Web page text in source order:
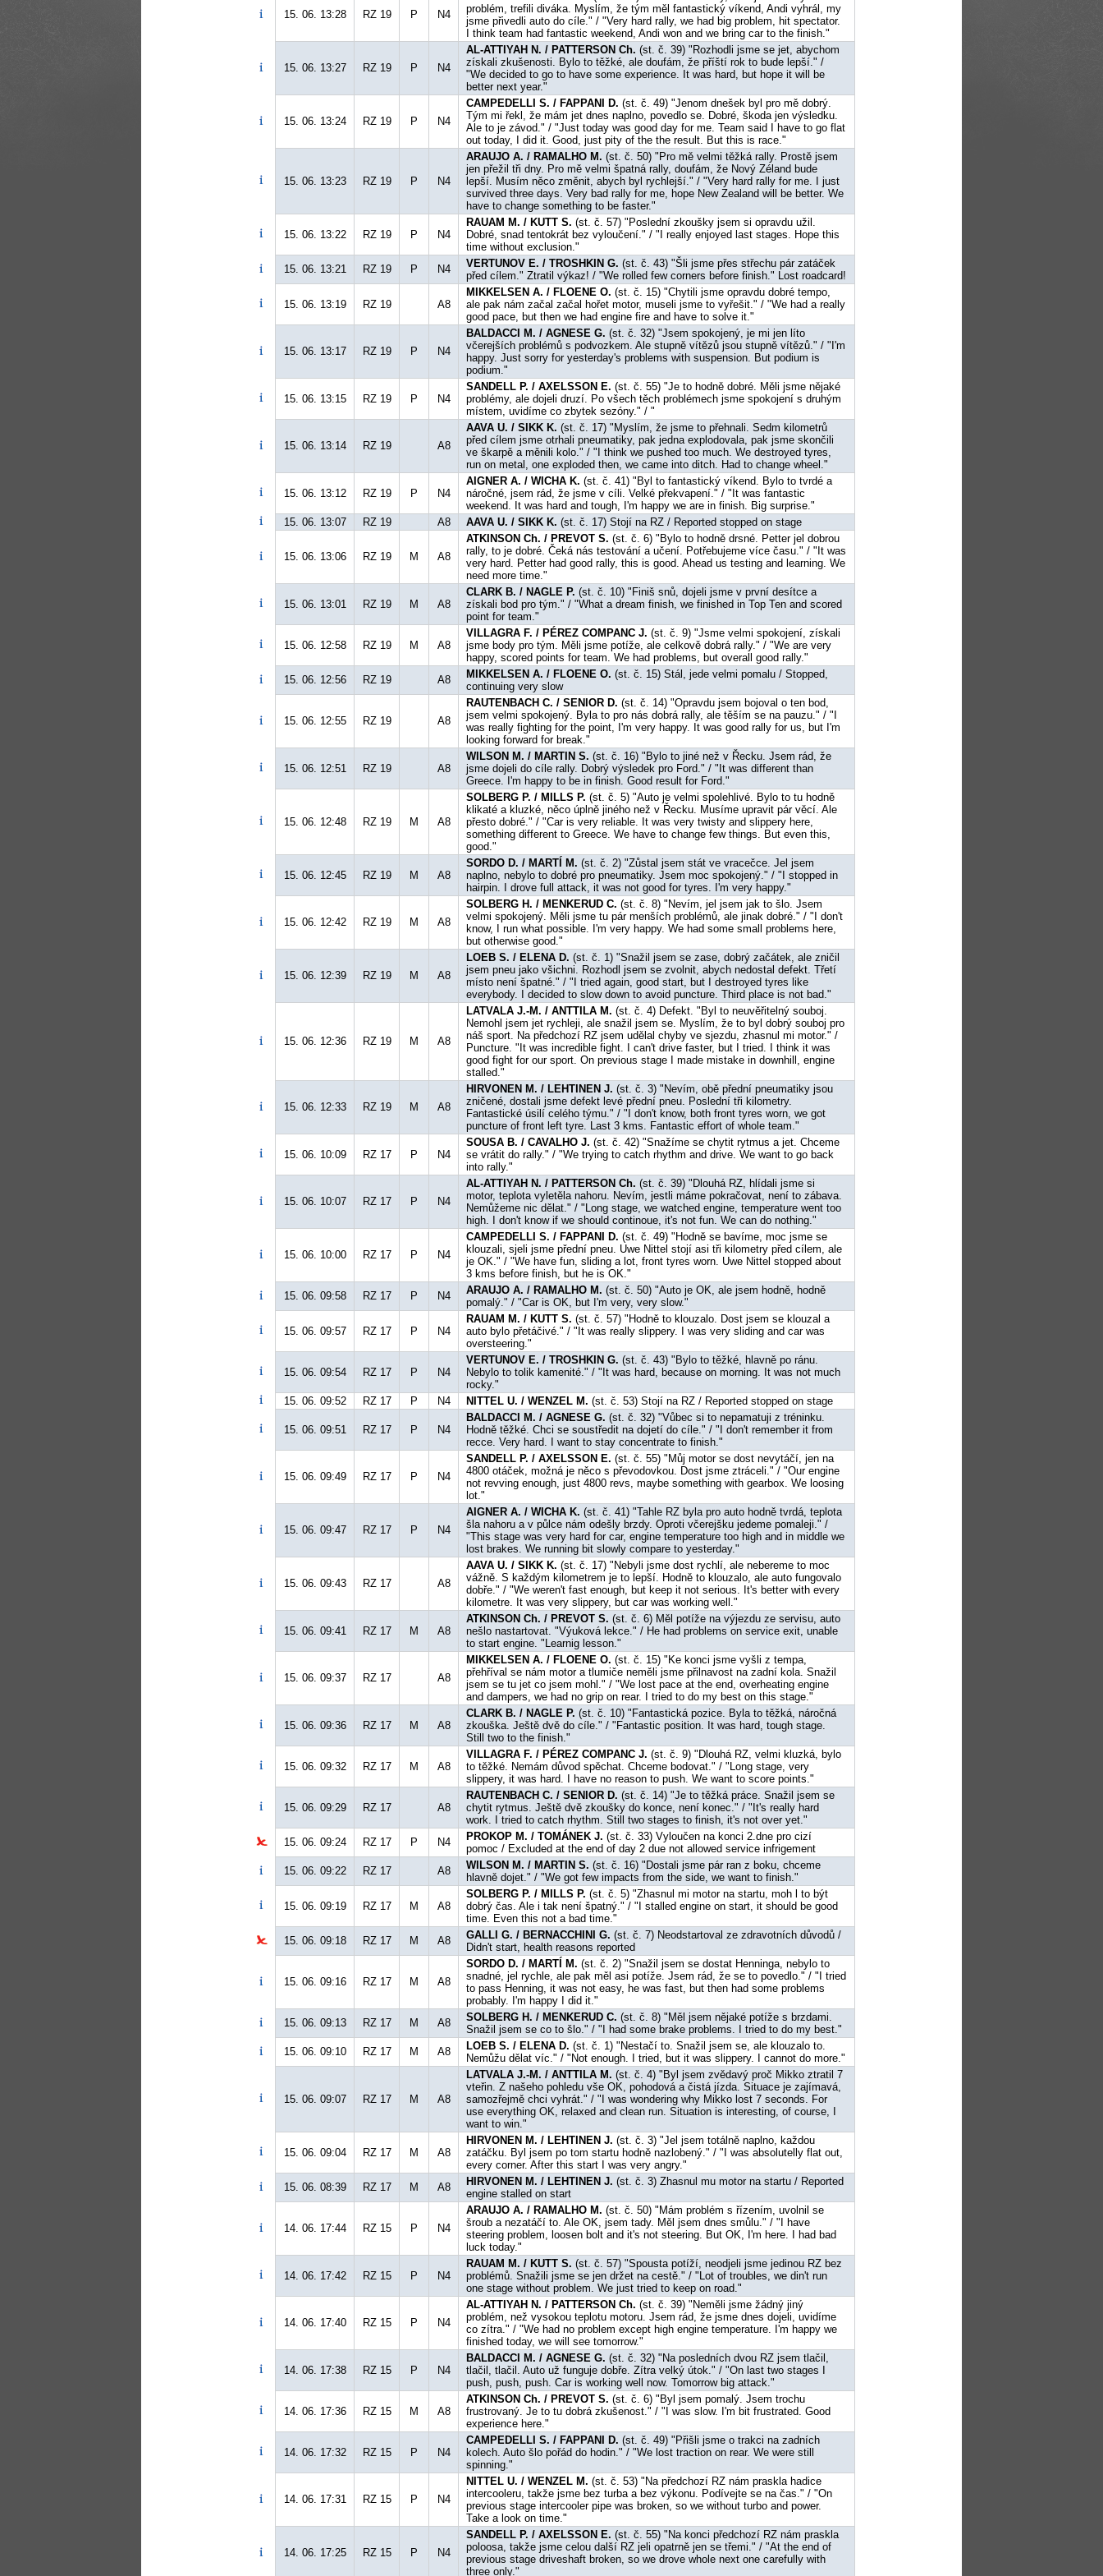
15. 06. 13:28 RZ 19 P N4
problém, trefili diváka. Myslím, že tým měl fantastický víkend, Andi vyhrál, my
jsme přivedli auto do cíle." / "Very hard rally, we had big problem, hit spectator.
I think team had fantastic weekend, Andi won and we bring car to the finish."
15. 06. 13:27 RZ 19 P N4
AL-ATTIYAH N. / PATTERSON Ch. (st. č. 39) "Rozhodli jsme se jet, abychom
získali zkušenosti. Bylo to těžké, ale doufám, že příští rok to bude lepší." /
"We decided to go to have some experience. It was hard, but hope it will be
better next year."
15. 06. 13:24 RZ 19 P N4
CAMPEDELLI S. / FAPPANI D. (st. č. 49) "Jenom dnešek byl pro mě dobrý.
Tým mi řekl, že mám jet dnes naplno, povedlo se. Dobré, škoda jen výsledku.
Ale to je závod." / "Just today was good day for me. Team said I have to go flat
out today, I did it. Good, just pity of the the result. But this is race."
15. 06. 13:23 RZ 19 P N4
ARAUJO A. / RAMALHO M. (st. č. 50) "Pro mě velmi těžká rally. Prostě jsem
jen přežil tři dny. Pro mě velmi špatná rally, doufám, že Nový Zéland bude
lepší. Musím něco změnit, abych byl rychlejší." / "Very hard rally for me. I just
survived three days. Very bad rally for me, hope New Zealand will be better. We
have to change something to be faster."
15. 06. 13:22 RZ 19 P N4
RAUAM M. / KUTT S. (st. č. 57) "Poslední zkoušky jsem si opravdu užil.
Dobré, snad tentokrát bez vyloučení." / "I really enjoyed last stages. Hope this
time without exclusion."
15. 06. 13:21
RZ 19 P N4 VERTUNOV E. / TROSHKIN G. (st. č. 43) "Šli jsme přes střechu pár zatáček
před cílem." Ztratil výkaz! / "We rolled few corners before finish." Lost roadcard!
15. 06. 13:19 RZ 19 A8
MIKKELSEN A. / FLOENE O. (st. č. 15) "Chytili jsme opravdu dobré tempo,
ale pak nám začal začal hořet motor, museli jsme to vyřešit." / "We had a really
good pace, but then we had engine fire and have to solve it."
15. 06. 13:17 RZ 19 P N4
BALDACCI M. / AGNESE G. (st. č. 32) "Jsem spokojený, je mi jen líto
včerejších problémů s podvozkem. Ale stupně vítězů jsou stupně vítězů." / "I'm
happy. Just sorry for yesterday's problems with suspension. But podium is
podium."
15. 06. 13:15 RZ 19 P N4
SANDELL P. / AXELSSON E. (st. č. 55) "Je to hodně dobré. Měli jsme nějaké
problémy, ale dojeli druzí. Po všech těch problémech jsme spokojení s druhým
místem, uvidíme co zbytek sezóny." / "
15. 06. 13:14 RZ 19 A8
AAVA U. / SIKK K. (st. č. 17) "Myslím, že jsme to přehnali. Sedm kilometrů
před cílem jsme otrhali pneumatiky, pak jedna explodovala, pak jsme skončili
ve škarpě a měnili kolo." / "I think we pushed too much. We destroyed tyres,
run on metal, one exploded then, we came into ditch. Had to change wheel."
15. 06. 13:12 RZ 19 P N4
AIGNER A. / WICHA K. (st. č. 41) "Byl to fantastický víkend. Bylo to tvrdé a
náročné, jsem rád, že jsme v cíli. Velké překvapení." / "It was fantastic
weekend. It was hard and tough, I'm happy we are in finish. Big surprise."
15. 06. 13:07
RZ 19 A8 AAVA U. / SIKK K. (st. č. 17) Stojí na RZ / Reported stopped on stage
15. 06. 13:06 RZ 19 M A8
ATKINSON Ch. / PREVOT S. (st. č. 6) "Bylo to hodně drsné. Petter jel dobrou
rally, to je dobré. Čeká nás testování a učení. Potřebujeme více času." / "It was
very hard. Petter had good rally, this is good. Ahead us testing and learning. We
need more time."
15. 06. 13:01 RZ 19 M A8
CLARK B. / NAGLE P. (st. č. 10) "Finiš snů, dojeli jsme v první desítce a
získali bod pro tým." / "What a dream finish, we finished in Top Ten and scored
point for team."
15. 06. 12:58 RZ 19 M A8
VILLAGRA F. / PÉREZ COMPANC J. (st. č. 9) "Jsme velmi spokojení, získali
jsme body pro tým. Měli jsme potíže, ale celkově dobrá rally." / "We are very
happy, scored points for team. We had problems, but overall good rally."
15. 06. 12:56
RZ 19 A8 MIKKELSEN A. / FLOENE O. (st. č. 15) Stál, jede velmi pomalu / Stopped,
continuing very slow
15. 06. 12:55 RZ 19 A8
RAUTENBACH C. / SENIOR D. (st. č. 14) "Opravdu jsem bojoval o ten bod,
jsem velmi spokojený. Byla to pro nás dobrá rally, ale těším se na pauzu." / "I
was really fighting for the point, I'm very happy. It was good rally for us, but I'm
looking forward for break."
15. 06. 12:51 RZ 19 A8
WILSON M. / MARTIN S. (st. č. 16) "Bylo to jiné než v Řecku. Jsem rád, že
jsme dojeli do cíle rally. Dobrý výsledek pro Ford." / "It was different than
Greece. I'm happy to be in finish. Good result for Ford."
15. 06. 12:48 RZ 19 M A8
SOLBERG P. / MILLS P. (st. č. 5) "Auto je velmi spolehlivé. Bylo to tu hodně
klikaté a kluzké, něco úplně jiného než v Řecku. Musíme upravit pár věcí. Ale
přesto dobré." / "Car is very reliable. It was very twisty and slippery here,
something different to Greece. We have to change few things. But even this,
good."
15. 06. 12:45 RZ 19 M A8
SORDO D. / MARTÍ M. (st. č. 2) "Zůstal jsem stát ve vracečce. Jel jsem
naplno, nebylo to dobré pro pneumatiky. Jsem moc spokojený." / "I stopped in
hairpin. I drove full attack, it was not good for tyres. I'm very happy."
15. 06. 12:42 RZ 19 M A8
SOLBERG H. / MENKERUD C. (st. č. 8) "Nevím, jel jsem jak to šlo. Jsem
velmi spokojený. Měli jsme tu pár menších problémů, ale jinak dobré." / "I don't
know, I run what possible. I'm very happy. We had some small problems here,
but otherwise good."
15. 06. 12:39 RZ 19 M A8
LOEB S. / ELENA D. (st. č. 1) "Snažil jsem se zase, dobrý začátek, ale zničil
jsem pneu jako všichni. Rozhodl jsem se zvolnit, abych nedostal defekt. Třetí
místo není špatné." / "I tried again, good start, but I destroyed tyres like
everybody. I decided to slow down to avoid puncture. Third place is not bad."
15. 06. 12:36 RZ 19 M A8
LATVALA J.-M. / ANTTILA M. (st. č. 4) Defekt. "Byl to neuvěřitelný souboj.
Nemohl jsem jet rychleji, ale snažil jsem se. Myslím, že to byl dobrý souboj pro
náš sport. Na předchozí RZ jsem udělal chyby ve sjezdu, zhasnul mi motor." /
Puncture. "It was incredible fight. I can't drive faster, but I tried. I think it was
good fight for our sport. On previous stage I made mistake in downhill, engine
stalled."
15. 06. 12:33 RZ 19 M A8
HIRVONEN M. / LEHTINEN J. (st. č. 3) "Nevím, obě přední pneumatiky jsou
zničené, dostali jsme defekt levé přední pneu. Poslední tři kilometry.
Fantastické úsilí celého týmu." / "I don't know, both front tyres worn, we got
puncture of front left tyre. Last 3 kms. Fantastic effort of whole team."
15. 06. 10:09 RZ 17 P N4
SOUSA B. / CAVALHO J. (st. č. 42) "Snažíme se chytit rytmus a jet. Chceme
se vrátit do rally." / "We trying to catch rhythm and drive. We want to go back
into rally."
15. 06. 10:07 RZ 17 P N4
AL-ATTIYAH N. / PATTERSON Ch. (st. č. 39) "Dlouhá RZ, hlídali jsme si
motor, teplota vyletěla nahoru. Nevím, jestli máme pokračovat, není to zábava.
Nemůžeme nic dělat." / "Long stage, we watched engine, temperature went too
high. I don't know if we should continoue, it's not fun. We can do nothing."
15. 06. 10:00 RZ 17 P N4
CAMPEDELLI S. / FAPPANI D. (st. č. 49) "Hodně se bavíme, moc jsme se
klouzali, sjeli jsme přední pneu. Uwe Nittel stojí asi tři kilometry před cílem, ale
je OK." / "We have fun, sliding a lot, front tyres worn. Uwe Nittel stopped about
3 kms before finish, but he is OK."
15. 06. 09:58
RZ 17 P N4 ARAUJO A. / RAMALHO M. (st. č. 50) "Auto je OK, ale jsem hodně, hodně
pomalý." / "Car is OK, but I'm very, very slow."
15. 06. 09:57 RZ 17 P N4
RAUAM M. / KUTT S. (st. č. 57) "Hodně to klouzalo. Dost jsem se klouzal a
auto bylo přetáčivé." / "It was really slippery. I was very sliding and car was
oversteering."
15. 06. 09:54 RZ 17 P N4
VERTUNOV E. / TROSHKIN G. (st. č. 43) "Bylo to těžké, hlavně po ránu.
Nebylo to tolik kamenité." / "It was hard, because on morning. It was not much
rocky."
15. 06. 09:52
RZ 17 P N4 NITTEL U. / WENZEL M. (st. č. 53) Stojí na RZ / Reported stopped on stage
15. 06. 09:51 RZ 17 P N4
BALDACCI M. / AGNESE G. (st. č. 32) "Vůbec si to nepamatuji z tréninku.
Hodně těžké. Chci se soustředit na dojetí do cíle." / "I don't remember it from
recce. Very hard. I want to stay concentrate to finish."
15. 06. 09:49 RZ 17 P N4
SANDELL P. / AXELSSON E. (st. č. 55) "Můj motor se dost nevytáčí, jen na
4800 otáček, možná je něco s převodovkou. Dost jsme ztráceli." / "Our engine
not revving enough, just 4800 revs, maybe something with gearbox. We loosing
lot."
15. 06. 09:47 RZ 17 P N4
AIGNER A. / WICHA K. (st. č. 41) "Tahle RZ byla pro auto hodně tvrdá, teplota
šla nahoru a v půlce nám odešly brzdy. Oproti včerejšku jedeme pomaleji." /
"This stage was very hard for car, engine temperature too high and in middle we
lost brakes. We running bit slowly compare to yesterday."
15. 06. 09:43 RZ 17 A8
AAVA U. / SIKK K. (st. č. 17) "Nebyli jsme dost rychlí, ale nebereme to moc
vážně. S každým kilometrem je to lepší. Hodně to klouzalo, ale auto fungovalo
dobře." / "We weren't fast enough, but keep it not serious. It's better with every
kilometre. It was very slippery, but car was working well."
15. 06. 09:41 RZ 17 M A8
ATKINSON Ch. / PREVOT S. (st. č. 6) Měl potíže na výjezdu ze servisu, auto
nešlo nastartovat. "Výuková lekce." / He had problems on service exit, unable
to start engine. "Learnig lesson."
15. 06. 09:37 RZ 17 A8
MIKKELSEN A. / FLOENE O. (st. č. 15) "Ke konci jsme vyšli z tempa,
přehříval se nám motor a tlumiče neměli jsme přilnavost na zadní kola. Snažil
jsem se tu jet co jsem mohl." / "We lost pace at the end, overheating engine
and dampers, we had no grip on rear. I tried to do my best on this stage."
15. 06. 09:36 RZ 17 M A8
CLARK B. / NAGLE P. (st. č. 10) "Fantastická pozice. Byla to těžká, náročná
zkouška. Ještě dvě do cíle." / "Fantastic position. It was hard, tough stage.
Still two to the finish."
15. 06. 09:32 RZ 17 M A8
VILLAGRA F. / PÉREZ COMPANC J. (st. č. 9) "Dlouhá RZ, velmi kluzká, bylo
to těžké. Nemám důvod spěchat. Chceme bodovat." / "Long stage, very
slippery, it was hard. I have no reason to push. We want to score points."
15. 06. 09:29 RZ 17 A8
RAUTENBACH C. / SENIOR D. (st. č. 14) "Je to těžká práce. Snažil jsem se
chytit rytmus. Ještě dvě zkoušky do konce, není konec." / "It's really hard
work. I tried to catch rhythm. Still two stages to finish, it's not over yet."
15. 06. 09:24
RZ 17 P N4 PROKOP M. / TOMÁNEK J. (st. č. 33) Vyloučen na konci 2.dne pro cizí
pomoc / Excluded at the end of day 2 due not allowed service infrigement
15. 06. 09:22
RZ 17 A8 WILSON M. / MARTIN S. (st. č. 16) "Dostali jsme pár ran z boku, chceme
hlavně dojet." / "We got few impacts from the side, we want to finish."
15. 06. 09:19 RZ 17 M A8
SOLBERG P. / MILLS P. (st. č. 5) "Zhasnul mi motor na startu, moh l to být
dobrý čas. Ale i tak není špatný." / "I stalled engine on start, it should be good
time. Even this not a bad time."
15. 06. 09:18
RZ 17 M A8 GALLI G. / BERNACCHINI G. (st. č. 7) Neodstartoval ze zdravotních důvodů /
Didn't start, health reasons reported
15. 06. 09:16 RZ 17 M A8
SORDO D. / MARTÍ M. (st. č. 2) "Snažil jsem se dostat Henninga, nebylo to
snadné, jel rychle, ale pak měl asi potíže. Jsem rád, že se to povedlo." / "I tried
to pass Henning, it was not easy, he was fast, but then had some problems
probably. I'm happy I did it."
15. 06. 09:13
RZ 17 M A8 SOLBERG H. / MENKERUD C. (st. č. 8) "Měl jsem nějaké potíže s brzdami.
Snažil jsem se co to šlo." / "I had some brake problems. I tried to do my best."
15. 06. 09:10
RZ 17 M A8 LOEB S. / ELENA D. (st. č. 1) "Nestačí to. Snažil jsem se, ale klouzalo to.
Nemůžu dělat víc." / "Not enough. I tried, but it was slippery. I cannot do more."
15. 06. 09:07 RZ 17 M A8
LATVALA J.-M. / ANTTILA M. (st. č. 4) "Byl jsem zvědavý proč Mikko ztratil 7
vteřin. Z našeho pohledu vše OK, pohodová a čistá jízda. Situace je zajímavá,
samozřejmě chci vyhrát." / "I was wondering why Mikko lost 7 seconds. For
use everything OK, relaxed and clean run. Situation is interesting, of course, I
want to win."
15. 06. 09:04 RZ 17 M A8
HIRVONEN M. / LEHTINEN J. (st. č. 3) "Jel jsem totálně naplno, každou
zatáčku. Byl jsem po tom startu hodně nazlobený." / "I was absolutelly flat out,
every corner. After this start I was very angry."
15. 06. 08:39
RZ 17 M A8 HIRVONEN M. / LEHTINEN J. (st. č. 3) Zhasnul mu motor na startu / Reported
engine stalled on start
14. 06. 17:44 RZ 15 P N4
ARAUJO A. / RAMALHO M. (st. č. 50) "Mám problém s řízením, uvolnil se
šroub a nezatáčí to. Ale OK, jsem tady. Měl jsem dnes smůlu." / "I have
steering problem, loosen bolt and it's not steering. But OK, I'm here. I had bad
luck today."
14. 06. 17:42 RZ 15 P N4
RAUAM M. / KUTT S. (st. č. 57) "Spousta potíží, neodjeli jsme jedinou RZ bez
problémů. Snažili jsme se jen držet na cestě." / "Lot of troubles, we din't run
one stage without problem. We just tried to keep on road."
14. 06. 17:40 RZ 15 P N4
AL-ATTIYAH N. / PATTERSON Ch. (st. č. 39) "Neměli jsme žádný jiný
problém, než vysokou teplotu motoru. Jsem rád, že jsme dnes dojeli, uvidíme
co zítra." / "We had no problem except high engine temperature. I'm happy we
finished today, we will see tomorrow."
14. 06. 17:38 RZ 15 P N4
BALDACCI M. / AGNESE G. (st. č. 32) "Na posledních dvou RZ jsem tlačil,
tlačil, tlačil. Auto už funguje dobře. Zítra velký útok." / "On last two stages I
push, push, push. Car is working well now. Tomorrow big attack."
14. 06. 17:36 RZ 15 M A8
ATKINSON Ch. / PREVOT S. (st. č. 6) "Byl jsem pomalý. Jsem trochu
frustrovaný. Je to tu dobrá zkušenost." / "I was slow. I'm bit frustrated. Good
experience here."
14. 06. 17:32 RZ 15 P N4
CAMPEDELLI S. / FAPPANI D. (st. č. 49) "Přišli jsme o trakci na zadních
kolech. Auto šlo pořád do hodin." / "We lost traction on rear. We were still
spinning."
14. 06. 17:31 RZ 15 P N4
NITTEL U. / WENZEL M. (st. č. 53) "Na předchozí RZ nám praskla hadice
intercooleru, takže jsme bez turba a bez výkonu. Podívejte se na čas." / "On
previous stage intercooler pipe was broken, so we without turbo and power.
Take a look on time."
14. 06. 17:25 RZ 15 P N4
SANDELL P. / AXELSSON E. (st. č. 55) "Na konci předchozí RZ nám praskla
poloosa, takže jsme celou další RZ jeli opatrně jen se třemi." / "At the end of
previous stage driveshaft broken, so we drove whole next one carefully with
three only."